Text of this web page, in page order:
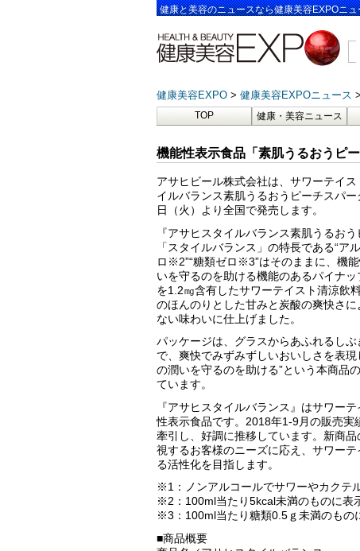
健康と美容のニュースなら健康美容EXPOニュ
健康美容EXPO 健康美容EXPOニュース
TOP 健康・美容ニュース
機能性表示食品「素肌うるおうピ
アサヒビール株式会社は、サワーテイ
イルバランス素肌うるおうピーチスパ
日（火）より全国で発売します。
『アサヒスタイルバランス素肌うるお
「スタイルバランス」の特長である“ア
ロ※2”“糖類ゼロ※3”はそのままに、機
いを守るのを助ける機能のあるパイナ
を1.2㎎含有したサワーテイスト清涼飲
のほんのりとした甘みと炭酸の爽快さ
ない味わいに仕上げました。
パッケージは、グラスからあふれるし
で、爽快でみずみずしいおいしさを表
の潤いを守るのを助ける”という本商品
ています。
『アサヒスタイルバランス』はサワー
性表示食品です。2018年1-9月の販売実
牽引し、好調に推移しています。新商
視するお客様のニーズに応え、サワー
る活性化を目指します。
※1：ノンアルコールでサワーやカクテ
※2：100ml当たり5kcal未満のものに表
※3：100ml当たり糖類0.5ｇ未満のもの
■商品概要